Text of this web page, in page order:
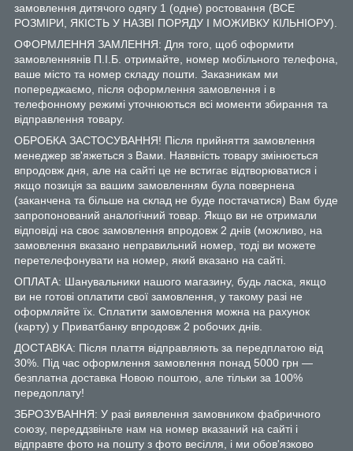
замовлення дитячого одягу 1 (одне) ростовання (ВСЕ
РОЗМІРИ, ЯКІСТЬ У НАЗВІ ПОРЯДУ І МОЖИВКУ КІЛЬНІОРУ).
ОФОРМЛЕННЯ ЗАМЛЕННЯ: Для того, щоб оформити
замовленнянів П.І.Б. отримайте, номер мобільного телефона,
ваше місто та номер складу пошти. Заказникам ми
попереджаємо, після оформлення замовлення і в
телефонному режимі уточнюються всі моменти збирання та
відправлення товару.
ОБРОБКА ЗАСТОСУВАННЯ! Після прийняття замовлення
менеджер зв'яжеться з Вами. Наявність товару змінюється
впродовж дня, але на сайті це не встигає відтворюватися і
якщо позиція за вашим замовленням була повернена
(заканчена та більше на склад не буде постачатися) Вам буде
запропонований аналогічний товар. Якщо ви не отримали
відповіді на своє замовлення впродовж 2 днів (можливо, на
замовлення вказано неправильний номер, тоді ви можете
перетелефонувати на номер, який вказано на сайті.
ОПЛАТА: Шанувальники нашого магазину, будь ласка, якщо
ви не готові оплатити свої замовлення, у такому разі не
оформляйте їх. Сплатити замовлення можна на рахунок
(карту) у Приватбанку впродовж 2 робочих днів.
ДОСТАВКА: Після плаття відправляють за передплатою від
30%. Під час оформлення замовлення понад 5000 грн —
безплатна доставка Новою поштою, але тільки за 100%
передоплату!
ЗБРОЗУВАННЯ: У разі виявлення замовником фабричного
союзу, переддзвіньте нам на номер вказаний на сайті і
відправте фото на пошту з фото весілля, і ми обов'язково